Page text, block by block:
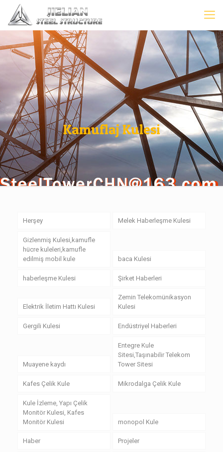
Kamuflaj Kulesi
Herşey Melek Haberleşme Kulesi
Gizlenmiş Kulesi,kamufle
hücre kuleleri,kamufle
edilmiş mobil kule
baca Kulesi
haberleşme Kulesi Şirket Haberleri
Elektrik İletim Hattı Kulesi
Zemin Telekomünikasyon
Kulesi
Gergili Kulesi Endüstriyel Haberleri
Muayene kaydı
Entegre Kule
Sitesi,Taşınabilir Telekom
Tower Sitesi
Kafes Çelik Kule Mikrodalga Çelik Kule
Kule İzleme, Yapı Çelik
Monitör Kulesi, Kafes
Monitör Kulesi
monopol Kule
Haber Projeler